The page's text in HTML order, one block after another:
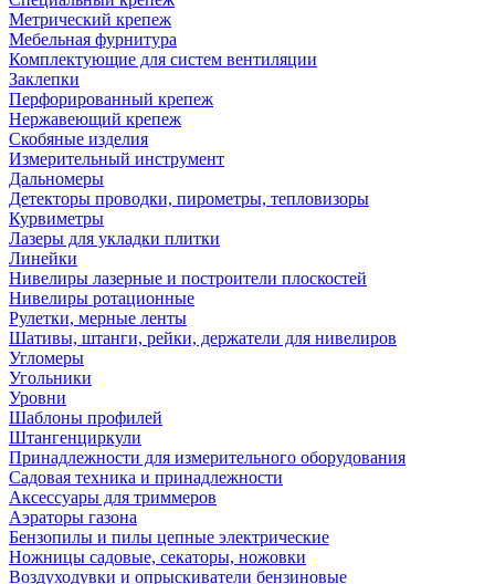
Метрический крепеж
Мебельная фурнитура
Комплектующие для систем вентиляции
Заклепки
Перфорированный крепеж
Нержавеющий крепеж
Скобяные изделия
Измерительный инструмент
Дальномеры
Детекторы проводки, пирометры, тепловизоры
Курвиметры
Лазеры для укладки плитки
Линейки
Нивелиры лазерные и построители плоскостей
Нивелиры ротационные
Рулетки, мерные ленты
Шативы, штанги, рейки, держатели для нивелиров
Угломеры
Угольники
Уровни
Шаблоны профилей
Штангенциркули
Принадлежности для измерительного оборудования
Садовая техника и принадлежности
Аксессуары для триммеров
Аэраторы газона
Бензопилы и пилы цепные электрические
Ножницы садовые, секаторы, ножовки
Воздуходувки и опрыскиватели бензиновые